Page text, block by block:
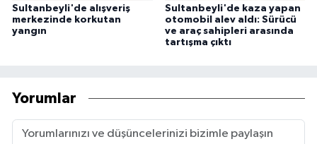
Sultanbeyli'de alışveriş
merkezinde korkutan
yangın
Sultanbeyli'de kaza yapan
otomobil alev aldı: Sürücü
ve araç sahipleri arasında
tartışma çıktı
Yorumlar